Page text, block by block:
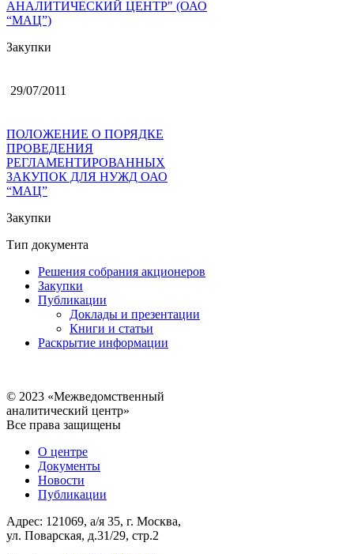
АНАЛИТИЧЕСКИЙ ЦЕНТР" (ОАО
“МАЦ”)
Закупки
29/07/2011
ПОЛОЖЕНИЕ О ПОРЯДКЕ
ПРОВЕДЕНИЯ
РЕГЛАМЕНТИРОВАННЫХ
ЗАКУПОК ДЛЯ НУЖД ОАО
“МАЦ”
Закупки
Тип документа
Решения собрания акционеров
Закупки
Публикации
Доклады и презентации
Книги и статьи
Раскрытие информации
© 2023 «Межведомственный
аналитический центр»
Все права защищены
О центре
Документы
Новости
Публикации
Адрес: 121069, а/я 35, г. Москва,
ул. Поварская, д.31/29, стр.2